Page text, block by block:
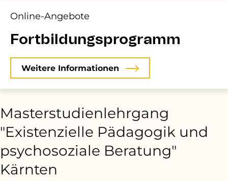
Online-Angebote
Fortbildungsprogramm
Weitere Informationen
Masterstudienlehrgang
"Existenzielle Pädagogik und
psychosoziale Beratung"
Kärnten